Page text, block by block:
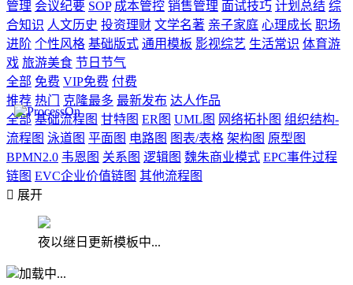
管理 会议纪要 SOP 成本管控 销售管理 面试技巧 计划总结 综
合知识 人文历史 投资理财 文学名著 亲子家庭 心理成长 职场
进阶 个性风格 基础版式 通用模板 影视综艺 生活常识 体育游
戏 旅游美食 节日节气
全部 免费 VIP免费 付费
推荐 热门 克隆最多 最新发布 达人作品
全部 基础流程图 甘特图 ER图 UML图 网络拓扑图 组织结构-
流程图 泳道图 平面图 电路图 图表/表格 架构图 原型图
BPMN2.0 韦恩图 关系图 逻辑图 魏朱商业模式 EPC事件过程
链图 EVC企业价值链图 其他流程图
 展开
夜以继日更新模板中...
加载中...